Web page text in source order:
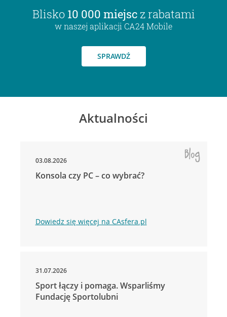
Blisko 10 000 miejsc z rabatami
w naszej aplikacji CA24 Mobile
SPRAWDŹ
Aktualności
03.08.2026
Konsola czy PC – co wybrać?
Dowiedz się więcej na CAsfera.pl
31.07.2026
Sport łączy i pomaga. Wsparliśmy
Fundację Sportolubni